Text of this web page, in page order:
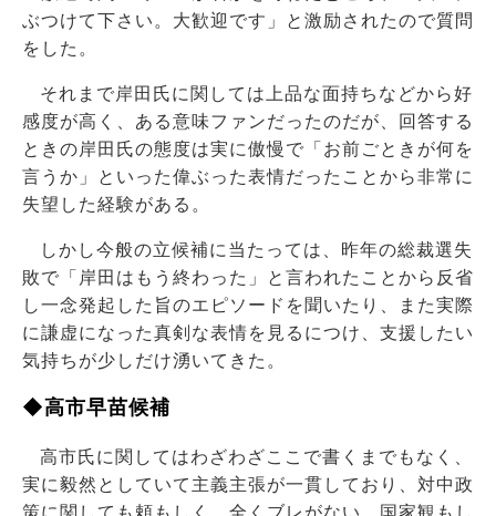
ぶつけて下さい。大歓迎です」と激励されたので質問
をした。
それまで岸田氏に関しては上品な面持ちなどから好
感度が高く、ある意味ファンだったのだが、回答する
ときの岸田氏の態度は実に傲慢で「お前ごときが何を
言うか」といった偉ぶった表情だったことから非常に
失望した経験がある。
しかし今般の立候補に当たっては、昨年の総裁選失
敗で「岸田はもう終わった」と言われたことから反省
し一念発起した旨のエピソードを聞いたり、また実際
に謙虚になった真剣な表情を見るにつけ、支援したい
気持ちが少しだけ湧いてきた。
◆高市早苗候補
高市氏に関してはわざわざここで書くまでもなく、
実に毅然としていて主義主張が一貫しており、対中政